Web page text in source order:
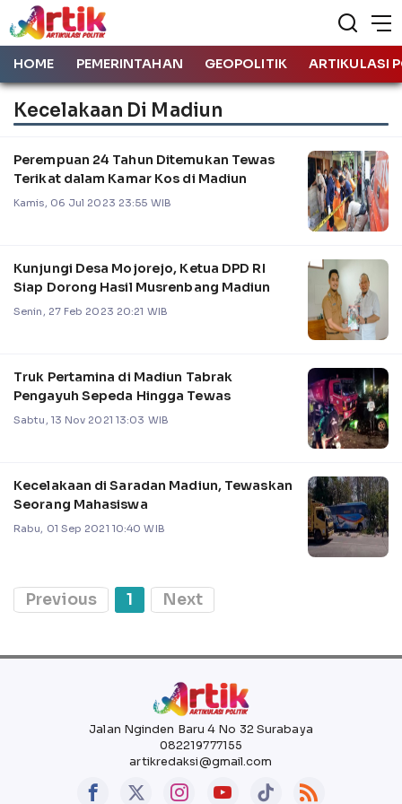
HOME PEMERINTAHAN GEOPOLITIK ARTIKULASI
Kecelakaan Di Madiun
Perempuan 24 Tahun Ditemukan Tewas
Terikat dalam Kamar Kos di Madiun
Kamis, 06 Jul 2023 23:55 WIB
Kunjungi Desa Mojorejo, Ketua DPD RI
Siap Dorong Hasil Musrenbang Madiun
Senin, 27 Feb 2023 20:21 WIB
Truk Pertamina di Madiun Tabrak
Pengayuh Sepeda Hingga Tewas
Sabtu, 13 Nov 2021 13:03 WIB
Kecelakaan di Saradan Madiun, Tewaskan
Seorang Mahasiswa
Rabu, 01 Sep 2021 10:40 WIB
Previous 1 Next
Jalan Nginden Baru 4 No 32 Surabaya
082219777155
artikredaksi@gmail.com